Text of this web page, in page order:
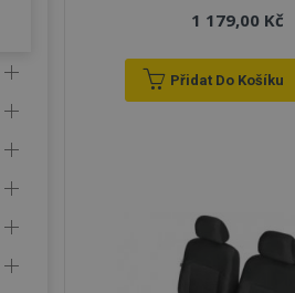
1 179,00 Kč
Přidat Do Košíku